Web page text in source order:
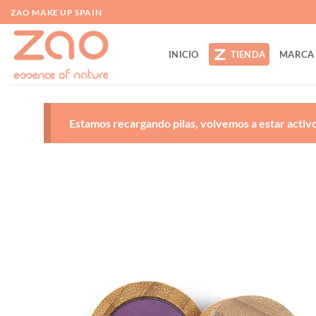
Saltar
al
contenido
ZAO MAKE UP SPAIN
INICIO TIENDA MARCA
Estamos recargando pilas, volvemos a estar